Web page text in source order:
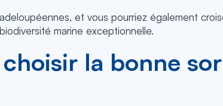
et vous pourriez également
marine exceptionnelle.
la bonne